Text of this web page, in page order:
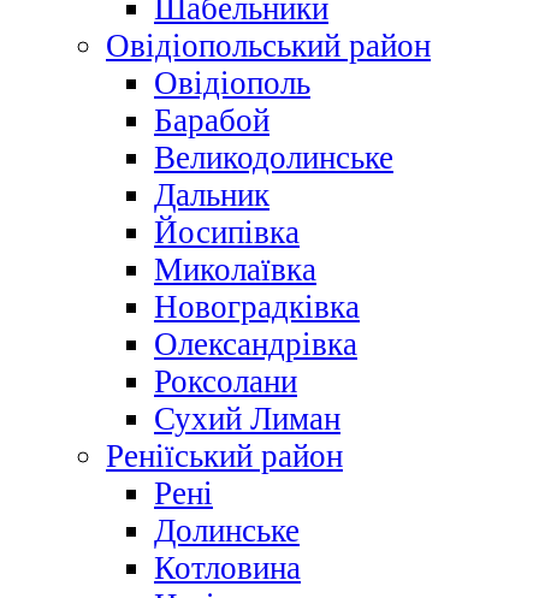
Шабельники
Овідіопольський район
Овідіополь
Барабой
Великодолинське
Дальник
Йосипівка
Миколаївка
Новоградківка
Олександрівка
Роксолани
Сухий Лиман
Реніїський район
Рені
Долинське
Котловина